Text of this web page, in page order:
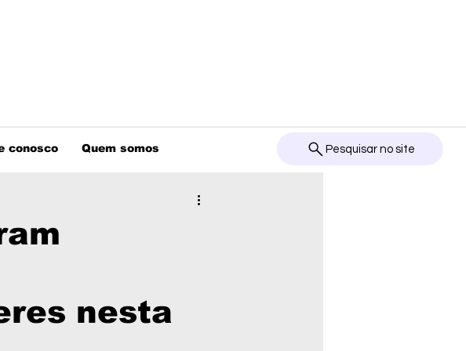
conosco Quem somos Pesquisar no site
nesta